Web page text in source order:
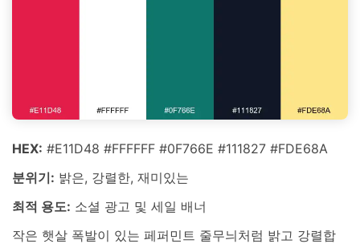
HEX: #E11D48 #FFFFFF #0F766E #111827 #FDE68A
분위기: 밝은, 강렬한, 재미있는
최적 용도: 소셜 광고 및 세일 배너
작은 햇살 폭발이 있는 페퍼민트 줄무늬처럼 밝고 강렬합